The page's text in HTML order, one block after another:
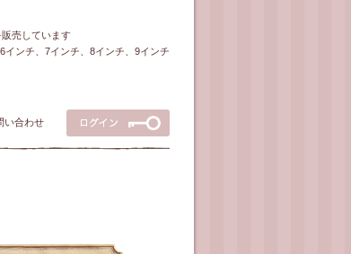
売しています
ンチ、7インチ、8インチ、9インチ
い合わせ